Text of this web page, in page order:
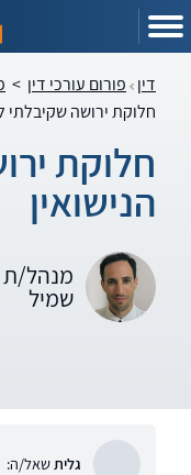
דין פורום עורכי דין >
חלוקת ירושה שקיבלתי
חלוקת
הנישואין
מנהל/ת
שמיל
גלית שאל/ה: